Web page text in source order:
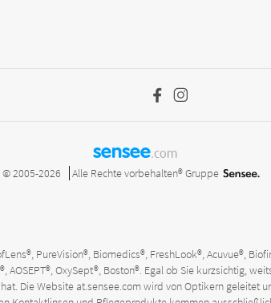
sensee.com
2005-2026 Alle Rechte vorbehalten®Gruppe
PureVision®, Biomedics®, FreshLook®, Acuvue®,
AOSEPT®, OxySept®, Boston®. Egal ob Sie kurzsichtig,
Die Website at.sensee.comwird von Optikern geleitet